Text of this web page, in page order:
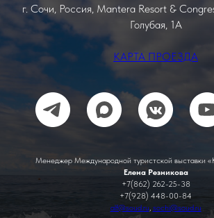
г. Сочи, Россия, Mantera Resort &
Голубая, 1А
КАРТА ПРОЕЗДА
Менеджер Международной туристской выставки
Елена Резникова
+7(862) 262-25-38
+7(928) 448-00-84
alf@soud.ru, sochi@soud.ru